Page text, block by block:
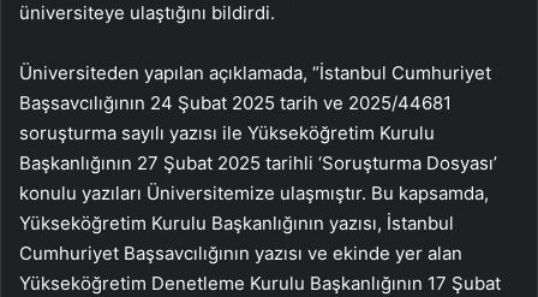
üniversiteye ulaştığını bildirdi.
Üniversiteden yapılan açıklamada, “İstanbul Cumhuriyet
Başsavcılığının 24 Şubat 2025 tarih ve 2025/44681
soruşturma sayılı yazısı ile Yükseköğretim Kurulu
Başkanlığının 27 Şubat 2025 tarihli ‘Soruşturma Dosyası’
konulu yazıları Üniversitemize ulaşmıştır. Bu kapsamda,
Yükseköğretim Kurulu Başkanlığının yazısı, İstanbul
Cumhuriyet Başsavcılığının yazısı ve ekinde yer alan
Yükseköğretim Denetleme Kurulu Başkanlığının 17 Şubat